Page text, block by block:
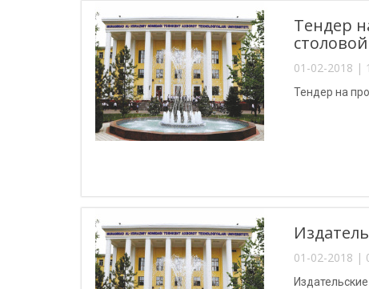
Тендер
01-02-2018 |
Тендер на
01-02-2018 |
Издательские